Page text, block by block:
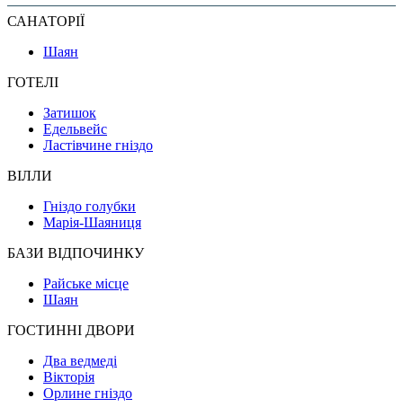
САНАТОРІЇ
Шаян
ГОТЕЛІ
Затишок
Едельвейс
Ластівчине гніздо
ВІЛЛИ
Гніздо голубки
Марія-Шаяниця
БАЗИ ВІДПОЧИНКУ
Райське місце
Шаян
ГОСТИННІ ДВОРИ
Два ведмеді
Вікторія
Орлине гніздо